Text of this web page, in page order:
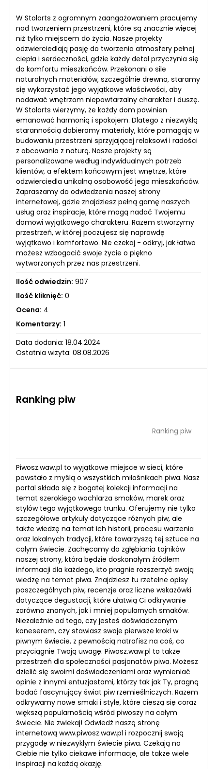
W Stolarts z ogromnym zaangażowaniem pracujemy
nad tworzeniem przestrzeni, które są znacznie więcej
niż tylko miejscem do życia. Nasze projekty
odzwierciedlają pasję do tworzenia atmosfery pełnej
ciepła i serdeczności, gdzie każdy detal przyczynia się
do komfortu mieszkańców. Przekonani o sile
naturalnych materiałów, szczególnie drewna, staramy
się wykorzystać jego wyjątkowe właściwości, aby
nadawać wnętrzom niepowtarzalny charakter i duszę.
W Stolarts wierzymy, że każdy dom powinien
emanować harmonią i spokojem. Dlatego z niezwykłą
starannością dobieramy materiały, które pomagają w
budowaniu przestrzeni sprzyjającej relaksowi i radości
z obcowania z naturą. Nasze projekty są
personalizowane według indywidualnych potrzeb
klientów, a efektem końcowym jest wnętrze, które
odzwierciedla unikalną osobowość jego mieszkańców.
Zapraszamy do odwiedzenia naszej strony
internetowej, gdzie znajdziesz pełną gamę naszych
usług oraz inspiracje, które mogą nadać Twojemu
domowi wyjątkowego charakteru. Razem stworzymy
przestrzeń, w której poczujesz się naprawdę
wyjątkowo i komfortowo. Nie czekaj - odkryj, jak łatwo
możesz wzbogacić swoje życie o piękno
wytworzonych przez nas przestrzeni.
Ilość odwiedzin: 907
Ilość kliknięć: 0
Ocena: 4
Komentarzy: 1
Data dodania: 18.04.2024
Ostatnia wizyta: 08.08.2026
Ranking piw
Ranking piw
Piwosz.waw.pl to wyjątkowe miejsce w sieci, które
powstało z myślą o wszystkich miłośnikach piwa. Nasz
portal składa się z bogatej kolekcji informacji na
temat szerokiego wachlarza smaków, marek oraz
stylów tego wyjątkowego trunku. Oferujemy nie tylko
szczegółowe artykuły dotyczące różnych piw, ale
także wiedzę na temat ich historii, procesu warzenia
oraz lokalnych tradycji, które towarzyszą tej sztuce na
całym świecie. Zachęcamy do zgłębiania tajników
naszej strony, która będzie doskonałym źródłem
informacji dla każdego, kto pragnie rozszerzyć swoją
wiedzę na temat piwa. Znajdziesz tu rzetelne opisy
poszczególnych piw, recenzje oraz liczne wskazówki
dotyczące degustacji, które ułatwią Ci odkrywanie
zarówno znanych, jak i mniej popularnych smaków.
Niezależnie od tego, czy jesteś doświadczonym
koneserem, czy stawiasz swoje pierwsze kroki w
piwnym świecie, z pewnością natrafisz na coś, co
przyciągnie Twoją uwagę. Piwosz.waw.pl to także
przestrzeń dla społeczności pasjonatów piwa. Możesz
dzielić się swoimi doświadczeniami oraz wymieniać
opinie z innymi entuzjastami, którzy tak jak Ty, pragną
badać fascynujący świat piw rzemieślniczych. Razem
odkrywamy nowe smaki i style, które cieszą się coraz
większą popularnością wśród piwoszy na całym
świecie. Nie zwlekaj! Odwiedź naszą stronę
internetową www.piwosz.waw.pl i rozpocznij swoją
przygodę w niezwykłym świecie piwa. Czekają na
Ciebie nie tylko ciekawe informacje, ale także wiele
inspiracji na każdą okazję.